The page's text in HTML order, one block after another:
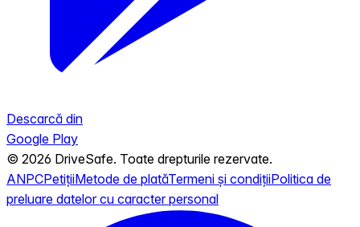
Descarcă din
Google Play
© 2026 DriveSafe. Toate drepturile rezervate.
ANPCPetițiiMetode de platăTermeni și condițiiPolitica de
preluare datelor cu caracter personal